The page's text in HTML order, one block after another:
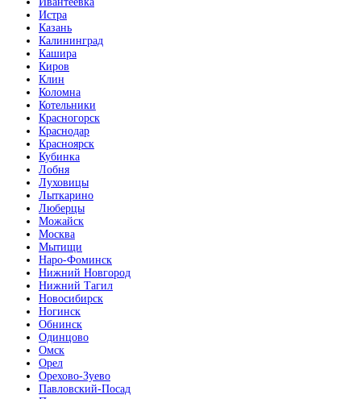
Истра
Казань
Калининград
Кашира
Киров
Клин
Коломна
Котельники
Красногорск
Краснодар
Красноярск
Кубинка
Лобня
Луховицы
Лыткарино
Люберцы
Можайск
Москва
Мытищи
Наро-Фоминск
Нижний Новгород
Нижний Тагил
Новосибирск
Ногинск
Обнинск
Одинцово
Омск
Орел
Орехово-Зуево
Павловский-Посад